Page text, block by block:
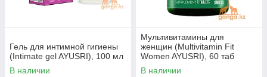
Гель для интимной гигиены
(Intimate gel AYUSRI), 100 мл
В наличии
Мультивитамины для
женщин (Multivitamin Fit
Women AYUSRI), 60 таб
В наличии